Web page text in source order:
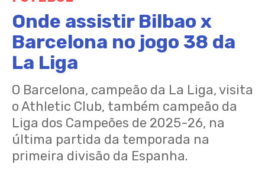
Onde assistir Bilbao x
Barcelona no jogo 38 da
La Liga
O Barcelona, ​​campeão da La Liga, visita
o Athletic Club, também campeão da
Liga dos Campeões de 2025-26, na
última partida da temporada na
primeira divisão da Espanha.